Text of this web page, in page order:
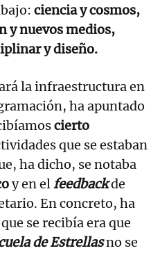
ciencia y cosmos,
y nuevos medios,
y diseño.
la infraestructura en
ha apuntado
cierto
que se estaban
ha dicho, se notaba
y en elfeedbackde
En concreto, ha
que se recibía era que
de Estrellasno se